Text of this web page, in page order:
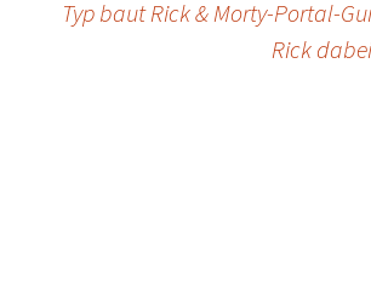
Typ baut Rick & Morty-Portal-
Rick